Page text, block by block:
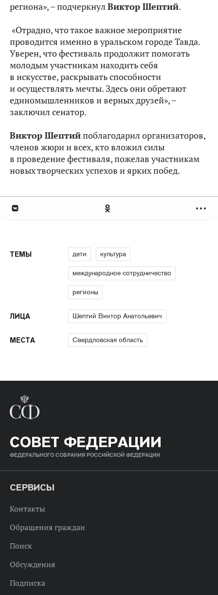
региона», – подчеркнул Виктор Шептий.
«Отрадно, что такое важное мероприятие
проводится именно в уральском городе Тавда.
Уверен, что фестиваль продолжит помогать
молодым участникам находить себя
в искусстве, раскрывать способности
и осуществлять мечты. Здесь они обретают
единомышленников и верных друзей», –
заключил сенатор.
Виктор Шептийпоблагодарил организаторов,
членов жюри и всех, кто вложил силы
в проведение фестиваля, пожелав участникам
новых творческих успехов и ярких побед.
ТЕМЫ дети культура
международное сотрудничество
регионы
ЛИЦА Шептий Виктор Анатольевич
МЕСТА Свердловская область
СОВЕТ ФЕДЕРАЦИИ
ФЕДЕРАЛЬНОГО СОБРАНИЯ РОССИЙСКОЙ ФЕДЕРАЦИИ
СЕРВИСЫ
Контакты
Обращения граждан
Поиск
Обсуждения
Подписка